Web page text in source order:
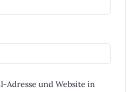
Adresse und Website in